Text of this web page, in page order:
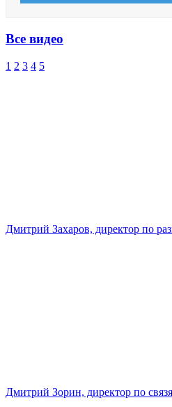
Все видео
1 2 3 4 5
Дмитрий Захаров, директор по
Дмитрий Зорин, директор по